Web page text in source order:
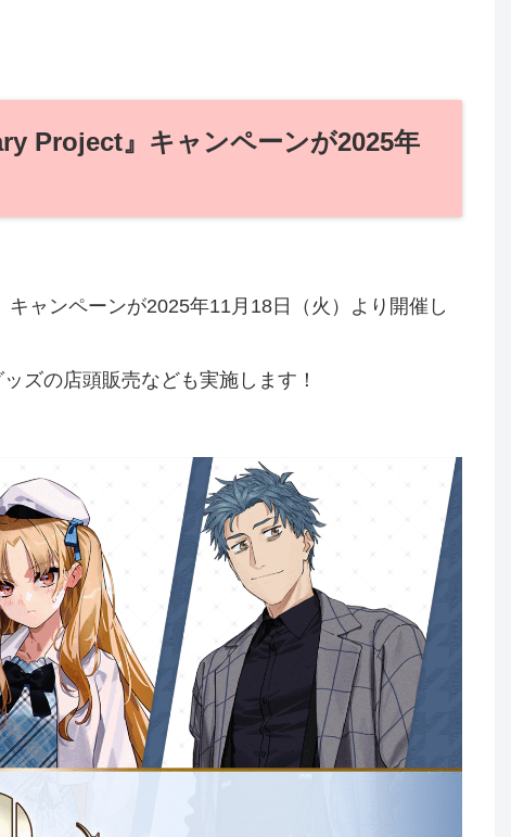
Project』キャンペーンが2025年
ャンペーンが2025年11月18日（火）より開催し
ズの店頭販売なども実施します！